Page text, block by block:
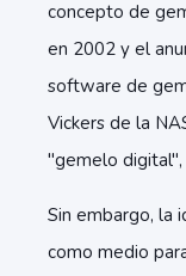
concepto de
en 2002 y el
software de
Vickers de la
"gemelo digital",
Sin embargo, la
como medio